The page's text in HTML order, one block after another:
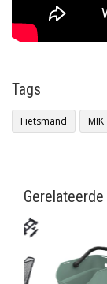
Tags
Fietsmand MIK